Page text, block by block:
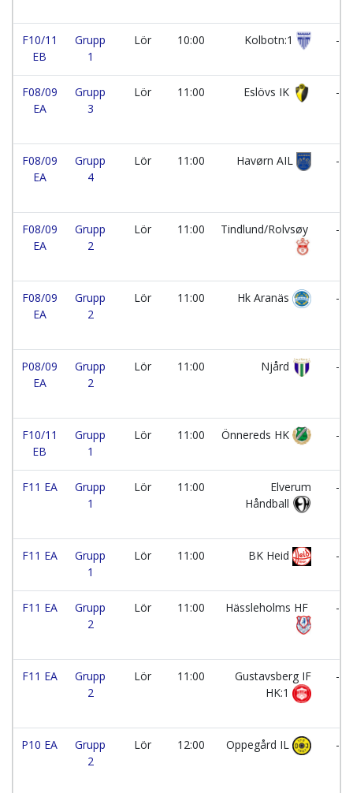
F10/11
EB
Grupp
1
Lör 10:00 Kolbotn:1 -
F08/09
EA
Grupp
3
Lör 11:00 Eslövs IK -
F08/09
EA
Grupp
4
Lör 11:00 Havørn AIL -
F08/09
EA
Grupp
2
Lör 11:00 Tindlund/Rolvsøy -
F08/09
EA
Grupp
2
Lör 11:00 Hk Aranäs -
P08/09
EA
Grupp
2
Lör 11:00 Njård -
F10/11
EB
Grupp
1
Lör 11:00 Önnereds HK -
F11 EA
Grupp
1
Lör 11:00
Elverum
Håndball
-
F11 EA
Grupp
1
Lör 11:00 BK Heid -
F11 EA
Grupp
2
Lör 11:00 Hässleholms HF -
F11 EA
Grupp
2
Lör 11:00
Gustavsberg IF
HK:1
-
P10 EA
Grupp
2
Lör 12:00 Oppegård IL -